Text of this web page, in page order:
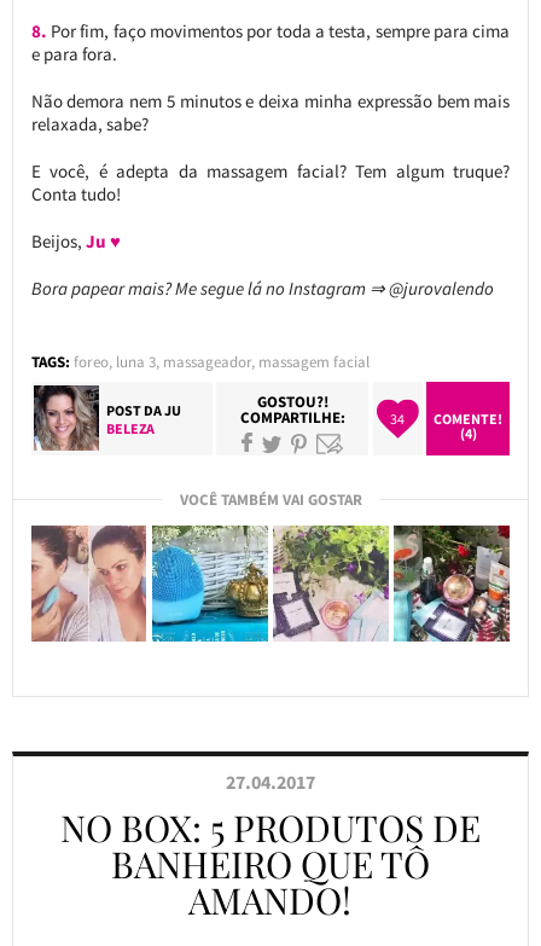
8. Por fim, faço movimentos por toda a testa, sempre para cima
e para fora.
Não demora nem 5 minutos e deixa minha expressão bem mais
relaxada, sabe?
E você, é adepta da massagem facial? Tem algum truque?
Conta tudo!
Beijos, Ju ♥
Bora papear mais? Me segue lá no Instagram ⇒ @jurovalendo
TAGS: foreo, luna 3, massageador, massagem facial
POST DAJU
BELEZA
GOSTOU?!
COMPARTILHE: 34
COMENTE!
(4)
VOCÊ TAMBÉM VAI GOSTAR
27.04.2017
NO BOX: 5 PRODUTOS DE
BANHEIRO QUE TÔ
AMANDO!